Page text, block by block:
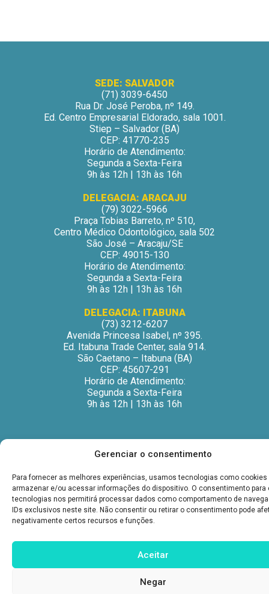
Gerenciar o consentimento
Para fornecer as melhores experiências, usamos tecnologias como cookies
armazenar e/ou acessar informações do dispositivo. O consentimento para
tecnologias nos permitirá processar dados como comportamento de
IDs exclusivos neste site. Não consentir ou retirar o consentimento pode
negativamente certos recursos e funções.
Aceitar
Negar
SEDE: SALVADOR
(71) 3039-6450
Rua Dr. José Peroba, nº 149.
Ed. Centro Empresarial Eldorado, sala 1001.
Stiep – Salvador (BA)
CEP: 41770-235
Horário de Atendimento:
Segunda a Sexta-Feira
9h às 12h | 13h às 16h
DELEGACIA: ARACAJU
(79) 3022-5966
Praça Tobias Barreto, nº 510,
Centro Médico Odontológico, sala 502
São José – Aracaju/SE
CEP: 49015-130
Horário de Atendimento:
Segunda a Sexta-Feira
9h às 12h | 13h às 16h
DELEGACIA: ITABUNA
(73) 3212-6207
Avenida Princesa Isabel, nº 395.
Ed. Itabuna Trade Center, sala 914.
São Caetano – Itabuna (BA)
CEP: 45607-291
Horário de Atendimento:
Segunda a Sexta-Feira
9h às 12h | 13h às 16h